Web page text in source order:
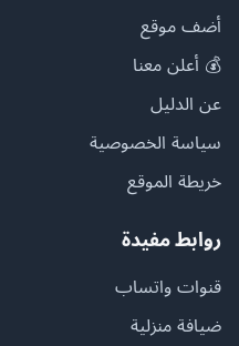
أضف موقع
💰 أعلن معنا
عن الدليل
سياسة الخصوصية
خريطة الموقع
روابط مفيدة
قنوات واتساب
ضيافة منزلية